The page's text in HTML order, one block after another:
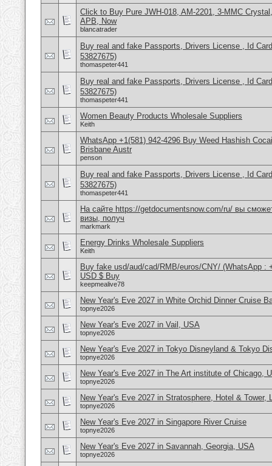
Click to Buy Pure JWH-018, AM-2201, 3-MMC
APB, Now
blancatrader
Buy real and fake Passports, Drivers License , Id
53827675)
thomaspeter441
Buy real and fake Passports, Drivers License , Id
53827675)
thomaspeter441
Women Beauty Products Wholesale Suppliers
Keith
WhatsApp +1(581) 942-4296 Buy Weed Hashish
Brisbane Austr
penson
Buy real and fake Passports, Drivers License , Id
53827675)
thomaspeter441
На сайте https://getdocumentsnow.com/ru/ вы
визы, получ
markmark
Energy Drinks Wholesale Suppliers
Keith
Buy fake usd/aud/cad/RMB/euros/CNY/ (WhatsApp :
USD $ Buy
keepmealive78
New Year's Eve 2027 in White Orchid Dinner Cruise
topnye2026
New Year's Eve 2027 in Vail, USA
topnye2026
New Year's Eve 2027 in Tokyo Disneyland & Tokyo
topnye2026
New Year's Eve 2027 in The Art institute of Chicago,
topnye2026
New Year's Eve 2027 in Stratosphere, Hotel & Tower,
topnye2026
New Year's Eve 2027 in Singapore River Cruise
topnye2026
New Year's Eve 2027 in Savannah, Georgia, USA
topnye2026